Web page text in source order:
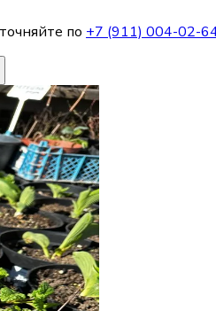
по +7 (911) 004-02-